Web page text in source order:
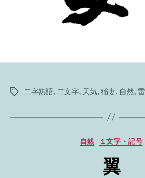
タ
二字熟語, 二文字, 天気,稲妻, 自然,雷
カ
ゴ
リ
自然 １文字・記号
翼